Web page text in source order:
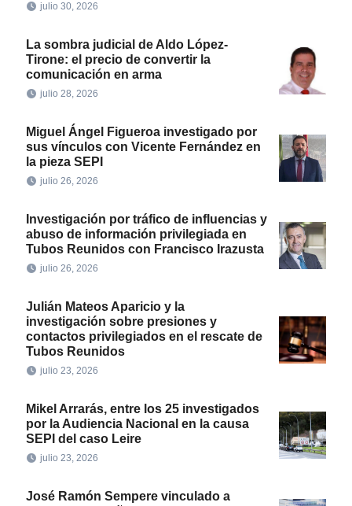
julio 30, 2026
La sombra judicial de Aldo López-
Tirone: el precio de convertir la
comunicación en arma
julio 28, 2026
Miguel Ángel Figueroa investigado por
sus vínculos con Vicente Fernández en
la pieza SEPI
julio 26, 2026
Investigación por tráfico de influencias y
abuso de información privilegiada en
Tubos Reunidos con Francisco Irazusta
julio 26, 2026
Julián Mateos Aparicio y la
investigación sobre presiones y
contactos privilegiados en el rescate de
Tubos Reunidos
julio 23, 2026
Mikel Arrarás, entre los 25 investigados
por la Audiencia Nacional en la causa
SEPI del caso Leire
julio 23, 2026
José Ramón Sempere vinculado a